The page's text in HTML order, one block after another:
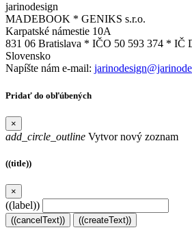
jarinodesign
MADEBOOK * GENIKS s.r.o.
Karpatské námestie 10A
831 06 Bratislava * IČO 50 593 374 * IČ
Slovensko
Napíšte nám e-mail:
Pridať do obľúbených
×
add_circle_outline Vytvor nový zoznam
((title))
×
((label))
((cancelText)) ((createText))